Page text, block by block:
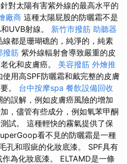
對太陽有害紫外線的最高水平的
廠商 這種太陽屁股的防曬霜不是
UVB射線。 新竹市撥筋 助聽器
線都是珊瑚礁的，純淨的，純素
撥筋 紫外線輻射會導致嚴重的皮
化和皮膚癌。 美容撥筋 外燴推
用高SPF防曬霜和戴完整的皮膚
。 台中按摩spa 餐飲設備回收
的誤解，例如皮膚癌風險的增加
，儘管有些成分，例如氧苯甲酮
試。 這種輕快的霧氣提供了保
看不見的防曬霜是一種
孔和瑕疵的化妝底漆。 SPF具有
為化妝底漆。 ELTAMD是一條